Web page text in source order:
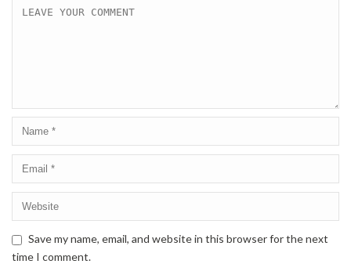
Save my name, email, and website in this browser for the next
time I comment.